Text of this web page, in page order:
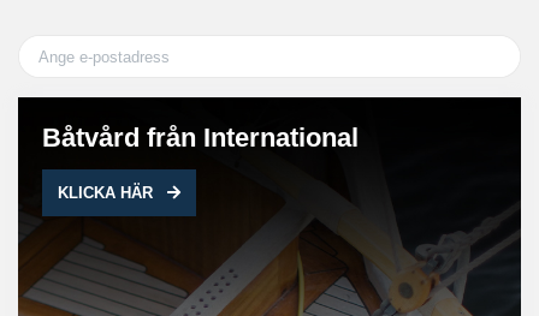
Båtvård från International
KLICKA HÄR